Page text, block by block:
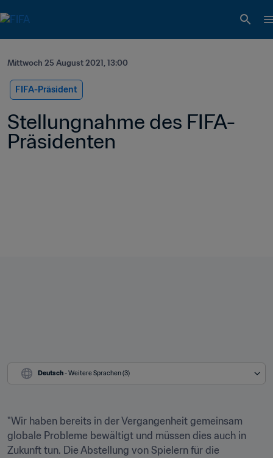
Mittwoch 25 August 2021, 13:00
FIFA-Präsident
Stellungnahme des FIFA-
Präsidenten
Deutsch - Weitere Sprachen (3)
"Wir haben bereits in der Vergangenheit gemeinsam
globale Probleme bewältigt und müssen dies auch in
Zukunft tun. Die Abstellung von Spielern für die